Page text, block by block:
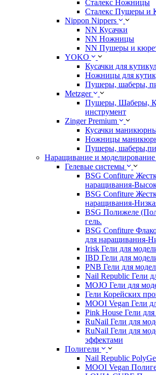
Сталекс Ножницы
Сталекс Пушеры и
Nippon Nippers
NN Кусачки
NN Ножницы
NN Пушеры и
YOKO
Кусачки для
Ножницы для
Пушеры, шаберы,
Metzger
Пушеры, Шаберы,
инструмент
Zinger Premium
Кусачки
Ножницы
Пушеры,
Наращивание и моделирование
Гелевые системы
BSG Confiture
наращивания-
BSG Confiture
наращивания-
BSG Полижеле
гель.
BSG Confiture
для наращивания-
Irisk Гели для
IBD Гели для
PNB Гели для
Nail Republic Гели
MOJO Гели для
Гели Корейских
MOOI Vegan Гели
Pink House Гели
RuNail Гели для
RuNail Гели для
эффектами
Полигели
Nail Republic
MOOI Vegan